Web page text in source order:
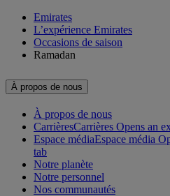
Emirates
L’expérience Emirates
Occasions de saison
Ramadan
À propos de nous
À propos de nous
CarrièresCarrières Opens an
Espace médiaEspace média
tab
Notre planète
Notre personnel
Nos communautés